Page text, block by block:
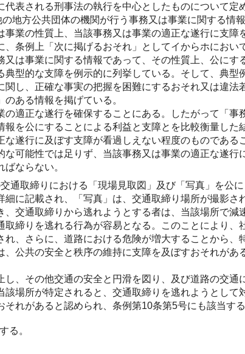
表される刑事法の執行を中心としたものについて定
地方公共団体の機関が行う事務又は事業に関する情
業の性質上、当該事務又は事業の適正な遂行に支障
条例上「次に掲げるおそれ」としてイからホにおい
は事業に関する情報であって、その性質上、公にす
型的な支障を例示的に列挙している。そして、典型
関し、正確な事実の把握を困難にするおそれ又は違法
ある情報を掲げている。
適正な遂行を確保することにある。したがって「事
を公にすることによる利益と支障とを比較衡量した
遂行に及ぼす支障が看過しえない程度のものである
可能性では足りず、当該事務又は事業の適正な遂行
ならない。
通取締りにおける「現場見取図」及び「写真」を公
に記載され、「写真」は、交通取締り場所が撮影さ
交通取締りから逃れようとする者は、当該場所で減
締りを逃れる行為が容易となる。このことにより、
、さらに、道路における危険が増大することから、
、公共の安全と秩序の維持に支障を及ぼすおそれがあ
、その他交通の安全と円滑を図り、及び道路の交通
場所が特定されると、交通取締りを逃れようとして
れがあると認められ、条例第10条第5号にも該当する
る。